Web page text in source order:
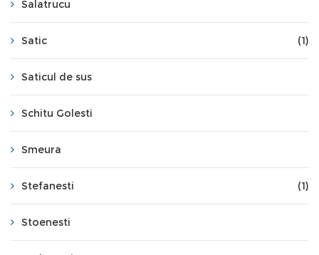
Salatrucu
Satic (1)
Saticul de sus
Schitu Golesti
Smeura
Stefanesti (1)
Stoenesti